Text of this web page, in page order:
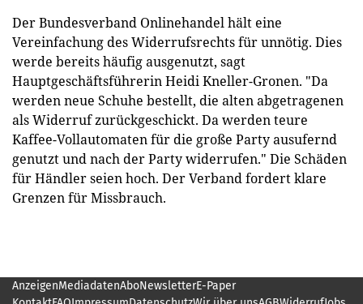
Der Bundesverband Onlinehandel hält eine
Vereinfachung des Widerrufsrechts für unnötig. Dies
werde bereits häufig ausgenutzt, sagt
Hauptgeschäftsführerin Heidi Kneller-Gronen. "Da
werden neue Schuhe bestellt, die alten abgetragenen
als Widerruf zurückgeschickt. Da werden teure
Kaffee-Vollautomaten für die große Party ausufernd
genutzt und nach der Party widerrufen." Die Schäden
für Händler seien hoch. Der Verband fordert klare
Grenzen für Missbrauch.
AnzeigenMediadatenAboNewsletterE-Paper